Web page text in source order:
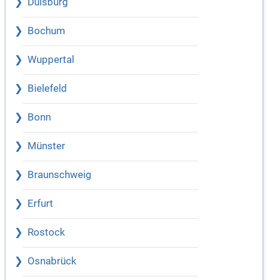
Duisburg
Bochum
Wuppertal
Bielefeld
Bonn
Münster
Braunschweig
Erfurt
Rostock
Osnabrück